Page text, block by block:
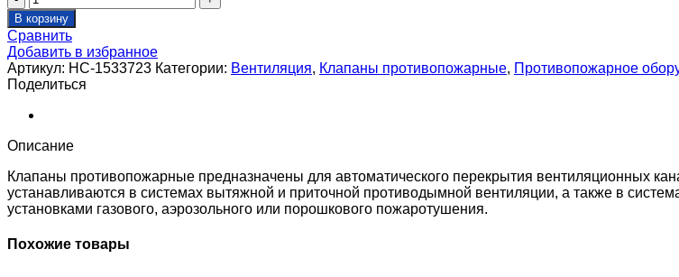
товара
Клапан
противопожарный
SHUFT
SHFDC-
120-
O-
EM24-
0-
0-
0
В корзину
Сравнить
Добавить в избранное
Артикул: НС-1533723 Категории: Вентиляция, Клапаны противопожарные, Противопожарное
Поделиться
Описание
Клапаны противопожарные предназначены для автоматического перекрытия вентиляционных
устанавливаются в системах вытяжной и приточной противодымной вентиляции, а также в
установками газового, аэрозольного или порошкового пожаротушения.
Похожие товары